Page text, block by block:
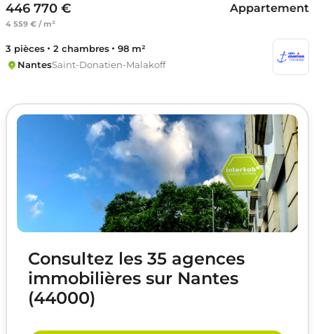
446 770 €
4 559 € / m²
Appartement
3 pièces 2 chambres
98 m²
NantesSaint-Donatien-Malakoff
Consultez les 35 agences
immobilières sur Nantes
(44000)